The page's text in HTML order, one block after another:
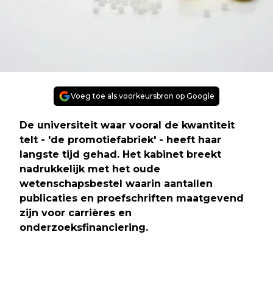
Voeg toe als voorkeursbron op Google
De universiteit waar vooral de kwantiteit
telt - 'de promotiefabriek' - heeft haar
langste tijd gehad. Het kabinet breekt
nadrukkelijk met het oude
wetenschapsbestel waarin aantallen
publicaties en proefschriften maatgevend
zijn voor carrières en
onderzoeksfinanciering.